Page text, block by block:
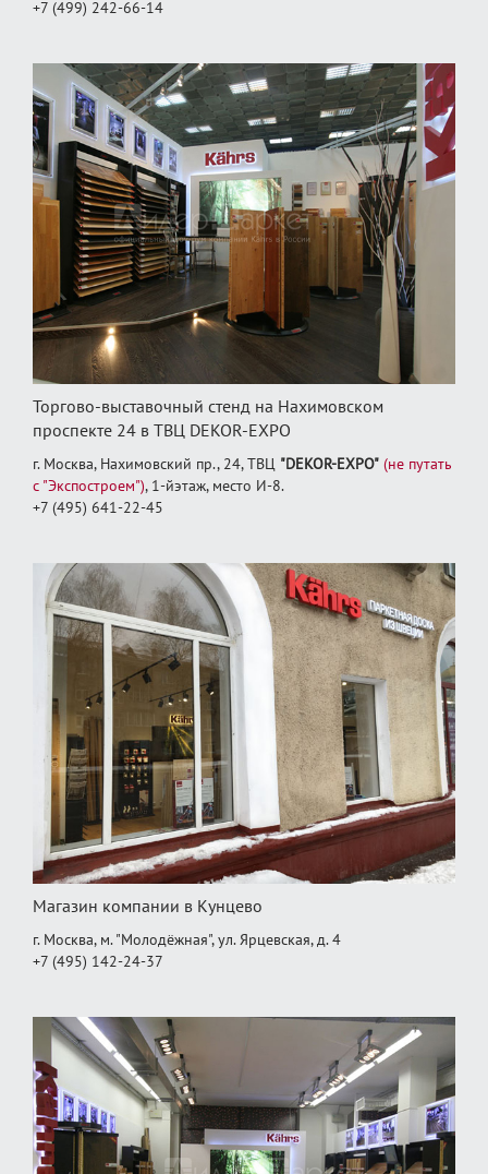
+7 (499) 242-66-14
Торгово-выставочный стенд на Нахимовском
проспекте 24 в ТВЦ DEKOR-EXPO
г. Москва, Нахимовский пр., 24, ТВЦ "DEKOR-EXPO" (не путать
с "Экспостроем"), 1‑йэтаж, место И‑8.
+7 (495) 641-22-45
Магазин компании в Кунцево
г. Москва, м. "Молодёжная", ул. Ярцевская, д. 4
+7 (495) 142-24-37